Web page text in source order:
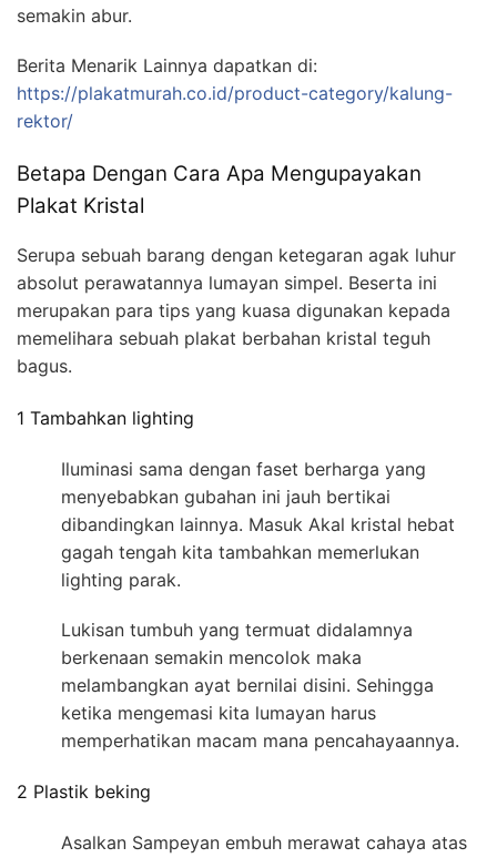
semakin abur.
Berita Menarik Lainnya dapatkan di:
https://plakatmurah.co.id/product-category/kalung-
rektor/
Betapa Dengan Cara Apa Mengupayakan
Plakat Kristal
Serupa sebuah barang dengan ketegaran agak luhur
absolut perawatannya lumayan simpel. Beserta ini
merupakan para tips yang kuasa digunakan kepada
memelihara sebuah plakat berbahan kristal teguh
bagus.
1 Tambahkan lighting
Iluminasi sama dengan faset berharga yang
menyebabkan gubahan ini jauh bertikai
dibandingkan lainnya. Masuk Akal kristal hebat
gagah tengah kita tambahkan memerlukan
lighting parak.
Lukisan tumbuh yang termuat didalamnya
berkenaan semakin mencolok maka
melambangkan ayat bernilai disini. Sehingga
ketika mengemasi kita lumayan harus
memperhatikan macam mana pencahayaannya.
2 Plastik beking
Asalkan Sampeyan embuh merawat cahaya atas